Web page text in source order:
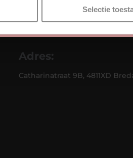
Selectie
Adres:
Catharinatraat 9B, 4811XD